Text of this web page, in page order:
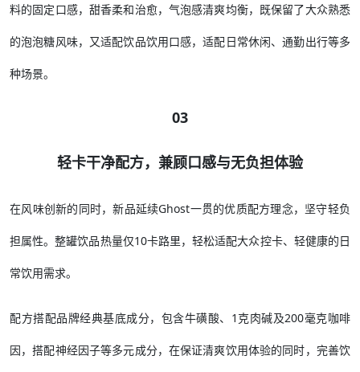
料的固定口感，甜香柔和治愈，气泡感清爽均衡，既保留了大众熟悉
的泡泡糖风味，又适配饮品饮用口感，适配日常休闲、通勤出行等多
种场景。
03
轻卡干净配方，兼顾口感与无负担体验
在风味创新的同时，新品延续Ghost一贯的优质配方理念，坚守轻负
担属性。整罐饮品热量仅10卡路里，轻松适配大众控卡、轻健康的日
常饮用需求。
配方搭配品牌经典基底成分，包含牛磺酸、1克肉碱及200毫克咖啡
因，搭配神经因子等多元成分，在保证清爽饮用体验的同时，完善饮